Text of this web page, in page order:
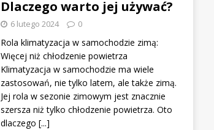
Dlaczego warto jej używać?
6 lutego 2024 0
Rola klimatyzacja w samochodzie zimą:
Więcej niż chłodzenie powietrza
Klimatyzacja w samochodzie ma wiele
zastosowań, nie tylko latem, ale także zimą.
Jej rola w sezonie zimowym jest znacznie
szersza niż tylko chłodzenie powietrza. Oto
dlaczego [...]